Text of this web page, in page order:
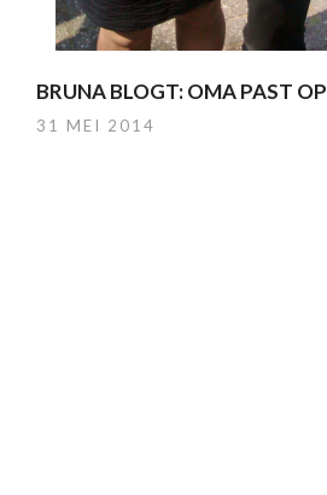
BRUNA BLOGT: OMA PAST OP
31 MEI 2014